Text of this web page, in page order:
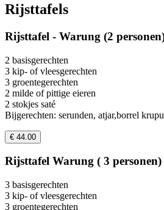
Rijsttafels
Rijsttafel - Warung (2
2 basisgerechten
3 kip- of vleesgerechten
3 groentegerechten
2 milde of pittige eieren
2 stokjes saté
Bijgerechten: serunden, atjar,borrel
€ 44.00
Rijsttafel Warung ( 3 personen)
3 basisgerechten
3 kip- of vleesgerechten
3 groentegerechten